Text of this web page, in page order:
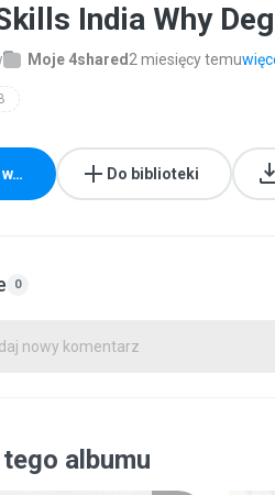
India Why
Moje 4shared 2 miesięcy temu
Do biblioteki
0
nowy komentarz
albumu